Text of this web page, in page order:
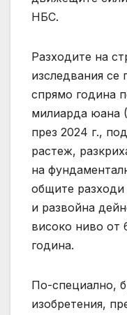
НБС.
Разходите на
изследвания се
спрямо година
милиарда юана
през 2024 г.,
растеж,
на
общите разходи
и развойна
високо ниво от
година.
По-специално,
изобретения,